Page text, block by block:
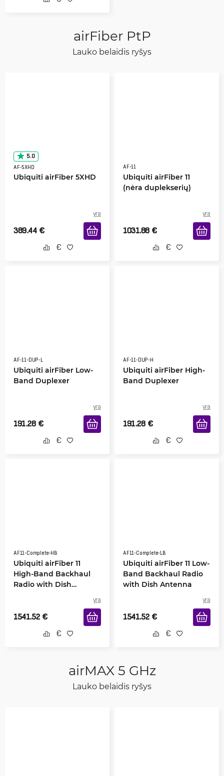
airFiber PtP
Lauko belaidis ryšys
5.0
AF-5XHD
Ubiquiti airFiber 5XHD
yra
389.44 €
AF-11
Ubiquiti airFiber 11
(nėra duplekserių)
yra
1031.88 €
AF-11-DUP-L
Ubiquiti airFiber Low-
Band Duplexer
yra
191.28 €
AF-11-DUP-H
Ubiquiti airFiber High-
Band Duplexer
yra
191.28 €
AF11-Complete-HB
Ubiquiti airFiber 11
High-Band Backhaul
Radio with Dish
yra
1541.52 €
AF11-Complete-LB
Ubiquiti airFiber 11 Low-
Band Backhaul Radio
with Dish Antenna
yra
1541.52 €
airMAX 5 GHz
Lauko belaidis ryšys